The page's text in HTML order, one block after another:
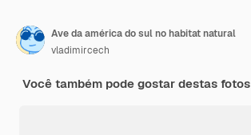
Ave da américa do sul no habitat natural
vladimircech
Você também pode gostar destas fotos